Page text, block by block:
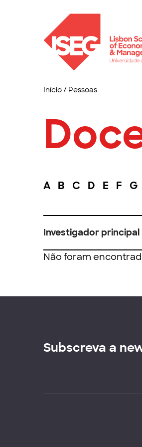
Início/ Pessoas
A B C D E F G
Investigador principal
Não foram
Subscreva a